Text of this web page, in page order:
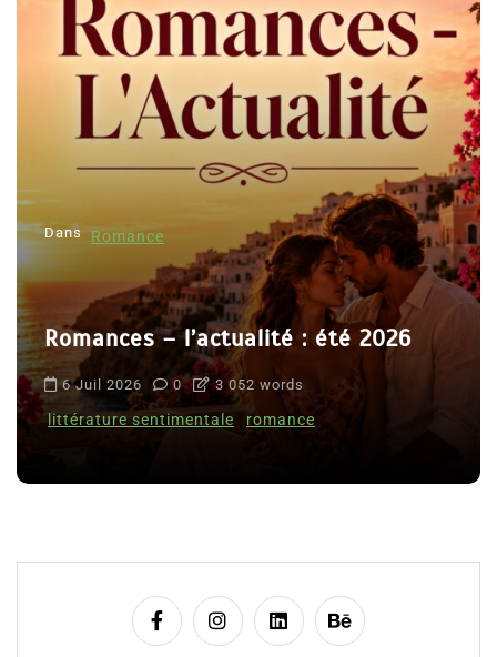
Dans Romance
Romances – l’actualité : été 2026
6 Juil 2026 0 3 052 words
littérature sentimentale romance